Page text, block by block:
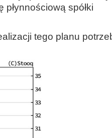
spółki
tego planu